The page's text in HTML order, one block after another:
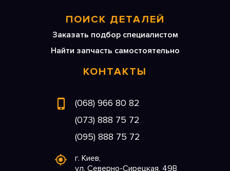
ПОИСК ДЕТАЛЕЙ
Заказать подбор специалистом
Найти запчасть самостоятельно
КОНТАКТЫ
(068) 966 80 82
(073) 888 75 72
(095) 888 75 72
г. Киев,
ул. Северно-Сирецкая, 49В